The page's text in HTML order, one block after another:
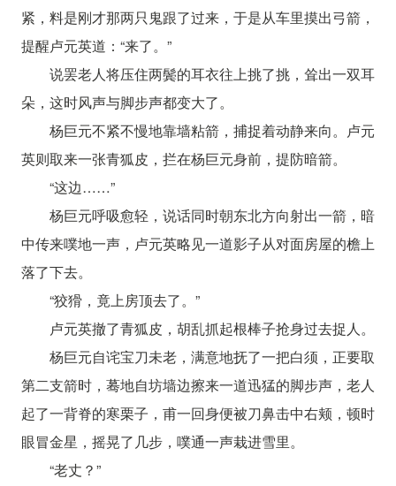
紧，料是刚才那两只鬼跟了过来，于是从车里摸出弓箭，
提醒卢元英道：“来了。”
说罢老人将压住两鬓的耳衣往上挑了挑，耸出一双耳
朵，这时风声与脚步声都变大了。
杨巨元不紧不慢地靠墙粘箭，捕捉着动静来向。卢元
英则取来一张青狐皮，拦在杨巨元身前，提防暗箭。
“这边……”
杨巨元呼吸愈轻，说话同时朝东北方向射出一箭，暗
中传来噗地一声，卢元英略见一道影子从对面房屋的檐上
落了下去。
“狡猾，竟上房顶去了。”
卢元英撤了青狐皮，胡乱抓起根棒子抢身过去捉人。
杨巨元自诧宝刀未老，满意地抚了一把白须，正要取
第二支箭时，蓦地自坊墙边擦来一道迅猛的脚步声，老人
起了一背脊的寒栗子，甫一回身便被刀鼻击中右颊，顿时
眼冒金星，摇晃了几步，噗通一声栽进雪里。
“老丈？”